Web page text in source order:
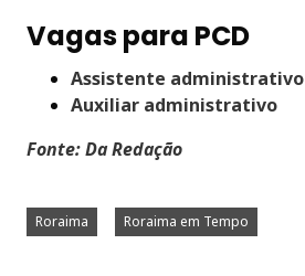
Vagas para PCD
Assistente administrativo
Auxiliar administrativo
Fonte: Da Redação
Roraima Roraima em Tempo